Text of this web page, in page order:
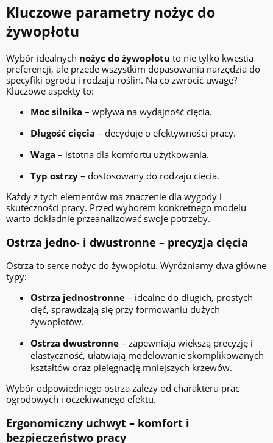
Kluczowe parametry nożyc do
żywopłotu
Wybór idealnych nożyc do żywopłotu to nie tylko kwestia
preferencji, ale przede wszystkim dopasowania narzędzia do
specyfiki ogrodu i rodzaju roślin. Na co zwrócić uwagę?
Kluczowe aspekty to:
Moc silnika – wpływa na wydajność cięcia.
Długość cięcia – decyduje o efektywności pracy.
Waga – istotna dla komfortu użytkowania.
Typ ostrzy – dostosowany do rodzaju cięcia.
Każdy z tych elementów ma znaczenie dla wygody i
skuteczności pracy. Przed wyborem konkretnego modelu
warto dokładnie przeanalizować swoje potrzeby.
Ostrza jedno- i dwustronne – precyzja cięcia
Ostrza to serce nożyc do żywopłotu. Wyróżniamy dwa główne
typy:
Ostrza jednostronne – idealne do długich, prostych
cięć, sprawdzają się przy formowaniu dużych
żywopłotów.
Ostrza dwustronne – zapewniają większą precyzję i
elastyczność, ułatwiają modelowanie skomplikowanych
kształtów oraz pielęgnację mniejszych krzewów.
Wybór odpowiedniego ostrza zależy od charakteru prac
ogrodowych i oczekiwanego efektu.
Ergonomiczny uchwyt – komfort i
bezpieczeństwo pracy